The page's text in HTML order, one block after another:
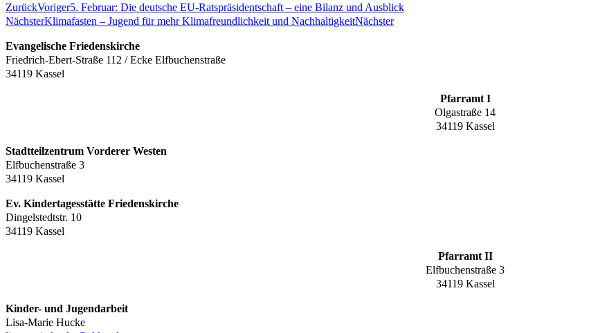
ZurückVoriger5. Februar: Die deutsche EU-Ratspräsidentschaft – eine Bilanz und Ausblick
NächsterKlimafasten – Jugend für mehr Klimafreundlichkeit und NachhaltigkeitNächster
Evangelische Friedenskirche
Friedrich-Ebert-Straße 112 / Ecke Elfbuchenstraße
34119 Kassel
Pfarramt I
Olgastraße 14
34119 Kassel
Stadtteilzentrum Vorderer Westen
Elfbuchenstraße 3
34119 Kassel
Ev. Kindertagesstätte Friedenskirche
Dingelstedtstr. 10
34119 Kassel
Pfarramt II
Elfbuchenstraße 3
34119 Kassel
Kinder- und Jugendarbeit
Lisa-Marie Hucke